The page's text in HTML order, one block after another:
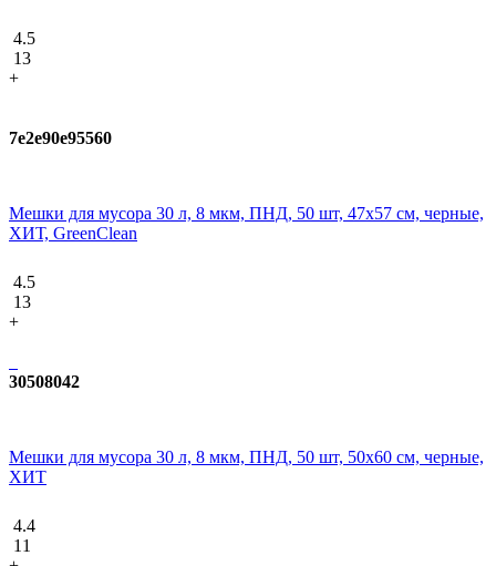
4.5
13
+
7e2e90e95560
Мешки для мусора 30 л, 8 мкм, ПНД, 50 шт, 47х57 см, черные,
ХИТ, GreenClean
4.5
13
+
30508042
Мешки для мусора 30 л, 8 мкм, ПНД, 50 шт, 50х60 см, черные,
ХИТ
4.4
11